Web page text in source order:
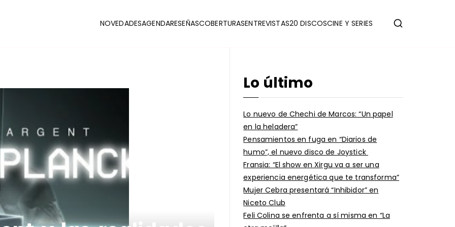
NOVEDADESAGENDARESEÑASCOBERTURASENTREVISTAS20 DISCOSCINE Y SERIES
Lo último
Lo nuevo de Chechi de Marcos: “Un papel
en la heladera”
Pensamientos en fuga en “Diarios de
humo”, el nuevo disco de Joystick
Fransia: “El show en Xirgu va a ser una
experiencia energética que te transforma”
Mujer Cebra presentará “Inhibidor” en
Niceto Club
Feli Colina se enfrenta a sí misma en “La